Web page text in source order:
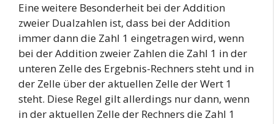
Eine weitere Besonderheit bei der Addition
zweier Dualzahlen ist, dass bei der Addition
immer dann die Zahl 1 eingetragen wird, wenn
bei der Addition zweier Zahlen die Zahl 1 in der
unteren Zelle des Ergebnis-Rechners steht und in
der Zelle über der aktuellen Zelle der Wert 1
steht. Diese Regel gilt allerdings nur dann, wenn
in der aktuellen Zelle der Rechners die Zahl 1